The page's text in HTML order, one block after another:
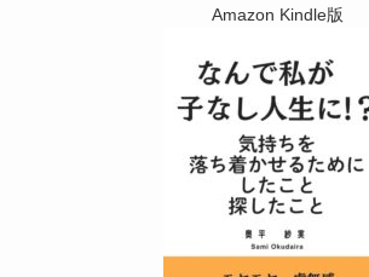
Amazon Kindle版